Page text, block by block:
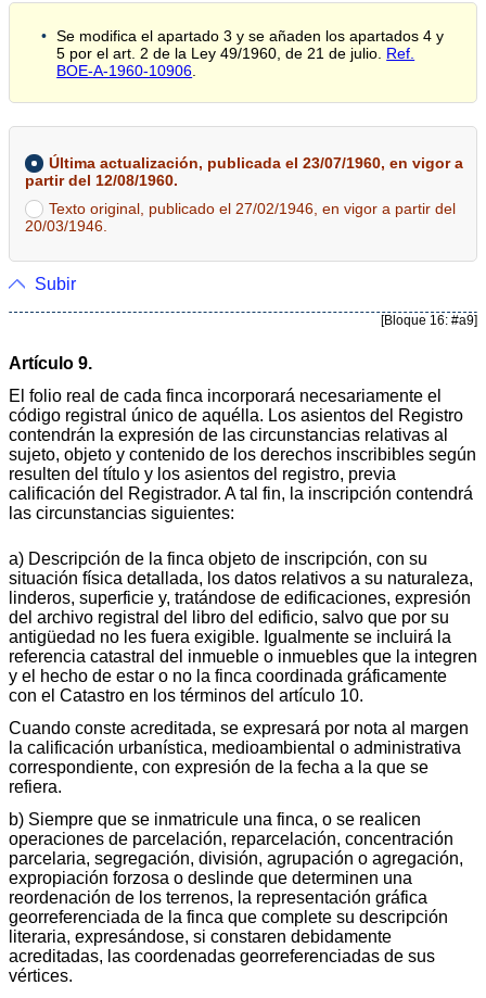
Se modifica el apartado 3 y se añaden los apartados 4 y
5 por el art. 2 de la Ley 49/1960, de 21 de julio. Ref.
BOE-A-1960-10906
Última actualización, publicada el 23/07/1960, en vigor a
partir del 12/08/1960.
Texto original, publicado el 27/02/1946, en vigor a partir del
20/03/1946.
Subir
[Bloque 16: #a9]
Artículo 9.
El folio real de cada finca incorporará necesariamente el
código registral único de aquélla. Los asientos del Registro
contendrán la expresión de las circunstancias relativas al
sujeto, objeto y contenido de los derechos inscribibles según
resulten del título y los asientos del registro, previa
calificación del Registrador. A tal fin, la inscripción contendrá
las circunstancias siguientes:
a) Descripción de la finca objeto de inscripción, con su
situación física detallada, los datos relativos a su naturaleza,
linderos, superficie y, tratándose de edificaciones, expresión
del archivo registral del libro del edificio, salvo que por su
antigüedad no les fuera exigible. Igualmente se incluirá la
referencia catastral del inmueble o inmuebles que la integren
y el hecho de estar o no la finca coordinada gráficamente
con el Catastro en los términos del artículo 10.
Cuando conste acreditada, se expresará por nota al margen
la calificación urbanística, medioambiental o administrativa
correspondiente, con expresión de la fecha a la que se
refiera.
b) Siempre que se inmatricule una finca, o se realicen
operaciones de parcelación, reparcelación, concentración
parcelaria, segregación, división, agrupación o agregación,
expropiación forzosa o deslinde que determinen una
reordenación de los terrenos, la representación gráfica
georreferenciada de la finca que complete su descripción
literaria, expresándose, si constaren debidamente
acreditadas, las coordenadas georreferenciadas de sus
vértices.